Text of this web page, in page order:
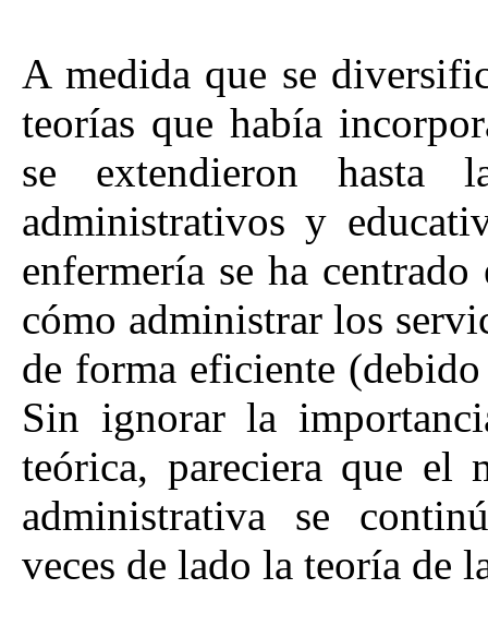
A medida que se
teorías que había
se extendieron hasta
administrativos y
enfermería se ha
cómo administrar los
de forma eficiente
Sin ignorar la
teórica, pareciera que el
administrativa se
veces de lado la teoría de